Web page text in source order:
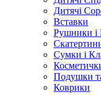
Дитячі
Вставки
Рушники і
Сумки і
Подушки
Коврики